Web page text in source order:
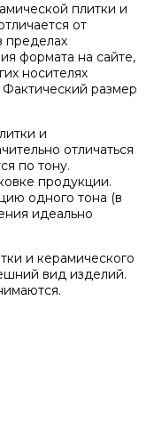
плитки и
от
пределах
формата на сайте,
носителях
размер
и
отличаться
по тону.
продукции.
одного тона (в
идеально
и керамического
вид изделий.